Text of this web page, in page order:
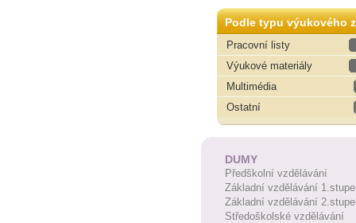
Podle typu výukového
Pracovní listy
Výukové materiály
Multimédia
Ostatní
DUMY
Předškolní vzdělávání
Základní vzdělávání
Základní vzdělávání
Středoškolské vzdělávání